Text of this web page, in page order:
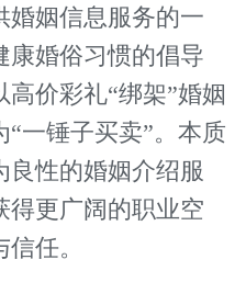
姻信息服务的一
康婚俗习惯的倡导
价彩礼“绑架”婚姻
一锤子买卖”。本质
良性的婚姻介绍服
得更广阔的职业空
任。